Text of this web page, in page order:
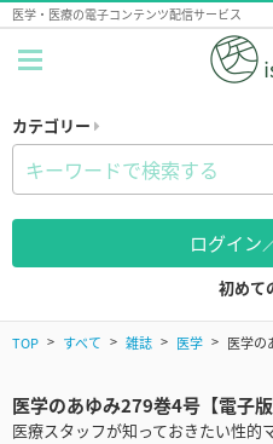
医学・医療の電子コンテンツ配信サービス
カテゴリー
ログイン
初めて
TOP すべて 雑誌 医学 医学の
医学のあゆみ279巻4号【電子版
医療スタッフが知っておきたい性的